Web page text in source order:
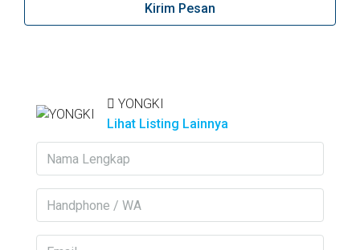
Kirim Pesan
YONGKI
Lihat Listing Lainnya